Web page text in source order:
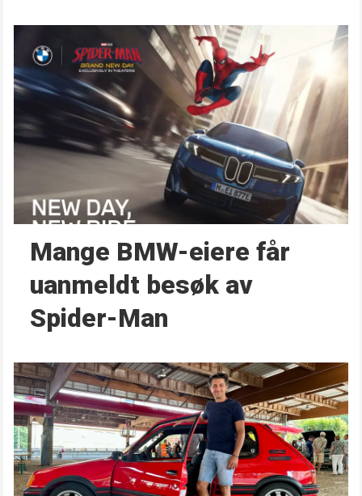
Mange BMW-eiere får
uanmeldt besøk av
Spider-Man